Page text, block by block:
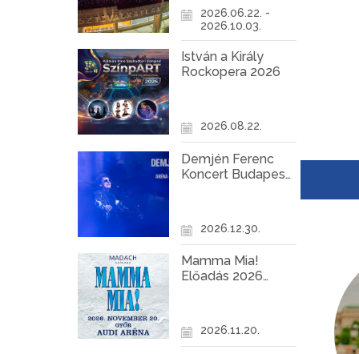
2026.06.22. -
2026.10.03.
István a Király
Rockopera 2026
2026.08.22.
Demjén Ferenc
Koncert Budapest
2026.12.30.
Mamma Mia!
Előadás 2026
2026.11.20.
dalok
meg,